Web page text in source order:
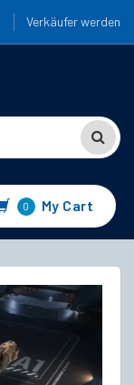
Verkäufer werden
0 My Cart